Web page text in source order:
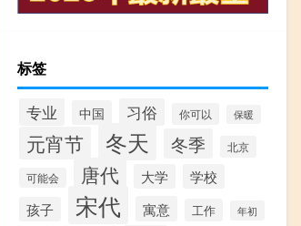
标签
专业 中国 习俗 你可以 保暖
元宵节 冬天 冬季 北京
可能会 唐代 大学
学校
孩子
宋代 寓意 工作 年初